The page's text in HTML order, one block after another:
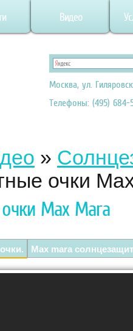
Видео
Москва, ул.
Телефоны: (495) 684-
»
очки
Max Mara
Max mara